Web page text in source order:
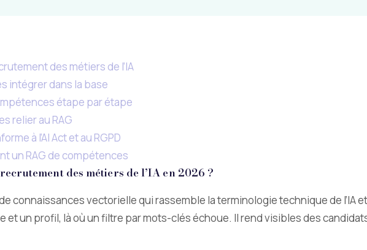
des métiers de l’IA
intégrer dans la base
étape par étape
relier au RAG
à l’AI Act et au RGPD
un RAG de compétences
des métiers de l’IA en 2026 ?
connaissances vectorielle qui rassemble la terminologie technique de l’IA
et un profil, là où un filtre par mots-clés échoue. Il rend visibles des